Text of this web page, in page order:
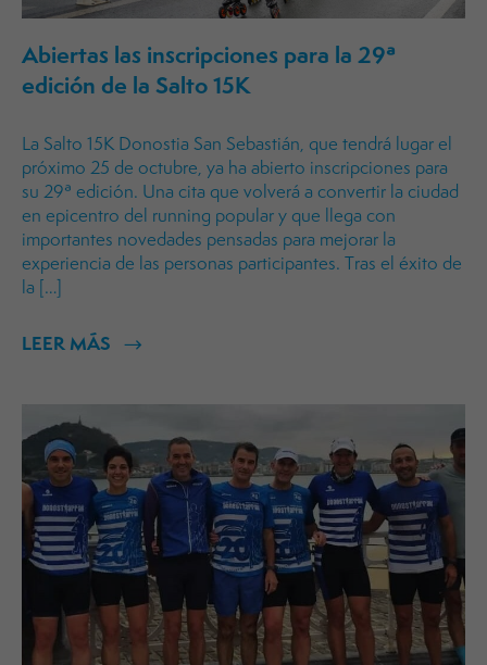
Abiertas las inscripciones para la 29ª
edición de la Salto 15K
La Salto 15K Donostia San Sebastián, que tendrá lugar el
próximo 25 de octubre, ya ha abierto inscripciones para
su 29ª edición. Una cita que volverá a convertir la ciudad
en epicentro del running popular y que llega con
importantes novedades pensadas para mejorar la
experiencia de las personas participantes. Tras el éxito de
la […]
LEER MÁS